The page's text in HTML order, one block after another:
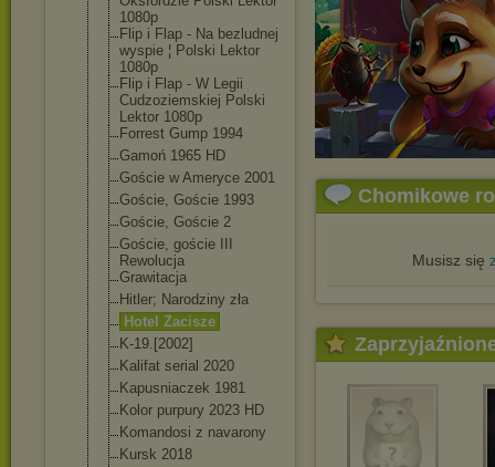
1080p
Flip i Flap - Na bezludnej
wyspie ¦ Polski Lektor
1080p
Flip i Flap - W Legii
Cudzoziemskiej Polski
Lektor 1080p
Forrest Gump 1994
Gamoń 1965 HD
Goście w Ameryce 2001
Goście, Goście 1993
Goście, Goście 2
Goście, goście III
Rewolucja
Grawitacja
Hitler; Narodziny zła
Hotel Zacisze
K-19.[2002]
Kalifat serial 2020
Kapusniaczek 1981
Kolor purpury 2023 HD
Komandosi z navarony
Kursk 2018
Chomikowe
Musisz się